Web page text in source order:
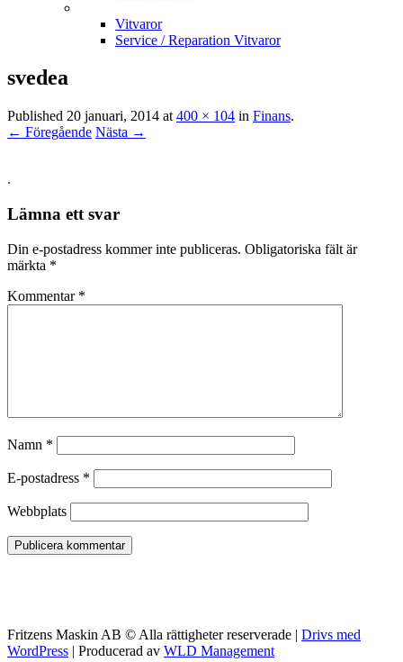
Vitvaror
Service / Reparation Vitvaror
svedea
Published 20 januari, 2014 at 400 × 104 in Finans.
← Föregående Nästa →
.
Lämna ett svar
Din e-postadress kommer inte publiceras. Obligatoriska fält är
märkta *
Kommentar *
Namn *
E-postadress *
Webbplats
Fritzens Maskin AB © Alla rättigheter reserverade | Drivs med
WordPress | Producerad av WLD Management